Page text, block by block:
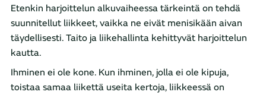
Etenkin harjoittelun alkuvaiheessa tärkeintä on tehdä
suunnitellut liikkeet, vaikka ne eivät menisikään aivan
täydellisesti. Taito ja liikehallinta kehittyvät harjoittelun
kautta.
Ihminen ei ole kone. Kun ihminen, jolla ei ole kipuja,
toistaa samaa liikettä useita kertoja, liikkeessä on